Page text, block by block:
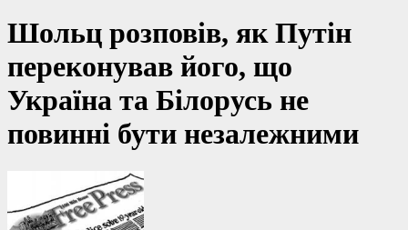
Шольц розповів, як Путін
переконував його, що
Україна та Білорусь не
повинні бути незалежними